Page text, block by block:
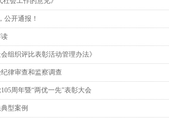
公开通报！
读
组织评比表彰活动管理办法》
律审查和监察调查
周年暨“两优一先”表彰大会
型案例